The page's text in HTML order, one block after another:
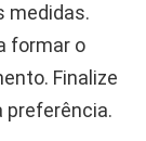
medidas.
formar o
Finalize
preferência.